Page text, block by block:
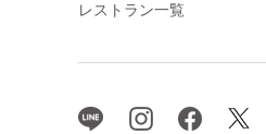
レストラン一覧